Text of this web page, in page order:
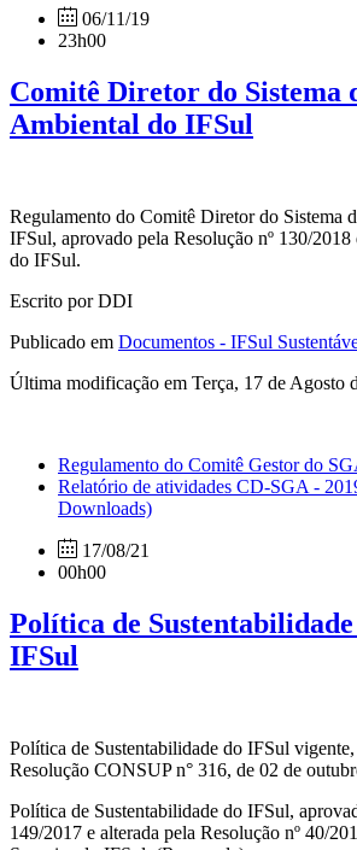
06/11/19
23h00
Comitê Diretor do Sistema
Ambiental do IFSul
Regulamento do Comitê Diretor do Sistema
IFSul, aprovado pela Resolução nº 130/
do IFSul.
Escrito por DDI
Publicado em Documentos - IFSul
Última modificação em Terça, 17 de Agosto
Regulamento do Comitê Gestor do
Relatório de atividades CD-SGA -
Downloads)
17/08/21
00h00
Política de
IFSul
Política de Sustentabilidade do IFSul
Resolução CONSUP n° 316, de 02 de
Política de Sustentabilidade do IFSul,
149/2017 e alterada pela Resolução nº 40/